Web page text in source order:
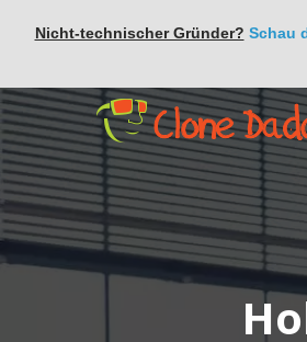
Nicht-technischer Gründer? Schau